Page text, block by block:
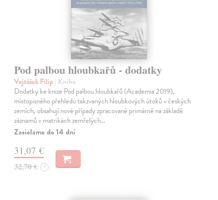
Pod palbou hloubkařů - dodatky
Vojtášek Filip | Kniha
Dodatky ke knize Pod palbou hloubkařů (Academia 2019),
místopisného přehledu takzvaných hloubkových útoků v českých
zemích, obsahují nové případy zpracované primárně na základě
záznamů v matrikách zemřelých…
Zasielame do 14 dní
31,07 €
32,70 € ?